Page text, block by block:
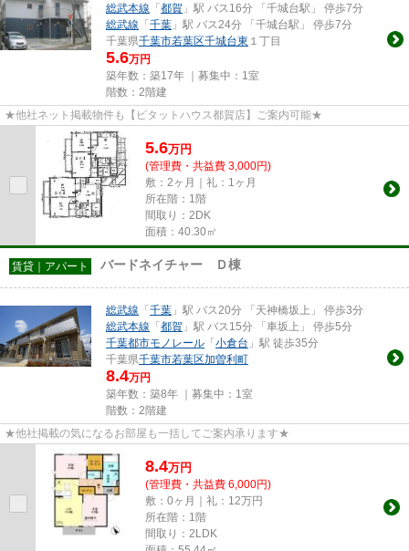
総武本線 「 都賀 」駅 バス16分 「千城台駅」 停歩7分
総武線 「 千葉 」駅 バス24分 「千城台駅」 停歩7分
千葉県千葉市若葉区千城台東 １丁目
5.6万円
築年数：築17年 ｜募集中： 1室
階数：2階建
★他社ネット掲載物件も【ピタットハウス都賀店】ご案内可能★
5.6万円
(管理費・共益費 3,000円)
敷：2ヶ月｜礼：1ヶ月
所在階：1階
間取り：2DK
面積：40.30㎡
賃貸｜アパート バードネイチャー Ｄ棟
総武線 「 千葉 」駅 バス20分 「天神橋坂上」 停歩3分
総武本線 「 都賀 」駅 バス15分 「車坂上」 停歩5分
千葉都市モノレール 「 小倉台 」駅 徒歩35分
千葉県千葉市若葉区加曽利町
8.4万円
築年数：築8年 ｜募集中： 1室
階数：2階建
★他社掲載の気になるお部屋も一括してご案内承ります★
8.4万円
(管理費・共益費 6,000円)
敷：0ヶ月｜礼：12万円
所在階：1階
間取り：2LDK